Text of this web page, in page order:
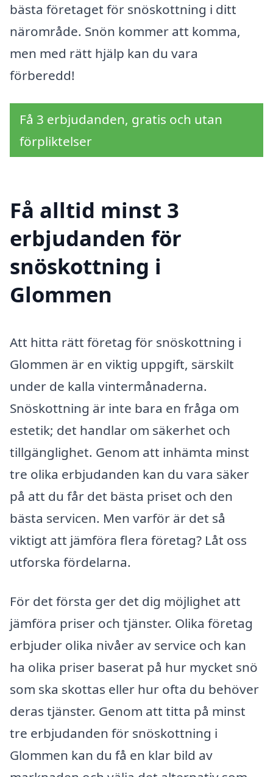
bästa företaget för snöskottning i ditt
närområde. Snön kommer att komma,
men med rätt hjälp kan du vara
förberedd!
Få 3 erbjudanden, gratis och utan
förpliktelser
Få alltid minst 3
erbjudanden för
snöskottning i
Glommen
Att hitta rätt företag för snöskottning i
Glommen är en viktig uppgift, särskilt
under de kalla vintermånaderna.
Snöskottning är inte bara en fråga om
estetik; det handlar om säkerhet och
tillgänglighet. Genom att inhämta minst
tre olika erbjudanden kan du vara säker
på att du får det bästa priset och den
bästa servicen. Men varför är det så
viktigt att jämföra flera företag? Låt oss
utforska fördelarna.
För det första ger det dig möjlighet att
jämföra priser och tjänster. Olika företag
erbjuder olika nivåer av service och kan
ha olika priser baserat på hur mycket snö
som ska skottas eller hur ofta du behöver
deras tjänster. Genom att titta på minst
tre erbjudanden för snöskottning i
Glommen kan du få en klar bild av